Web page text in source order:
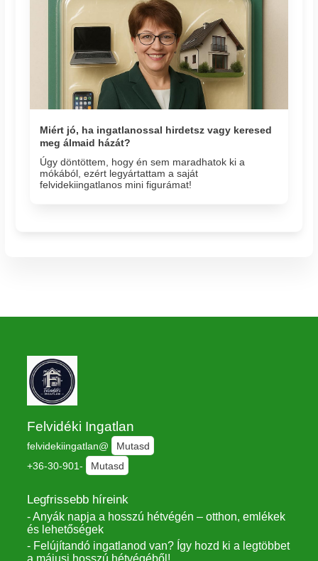
Miért jó, ha ingatlanossal hirdetsz vagy keresed
meg álmaid házát?
Úgy döntöttem, hogy én sem maradhatok ki a
mókából, ezért legyártattam a saját
felvidekiingatlanos mini figurámat!
Felvidéki Ingatlan
felvidekiingatlan@
Mutasd
+36-30-901-
Mutasd
Legfrissebb híreink
- Anyák napja a hosszú hétvégén – otthon, emlékek
és lehetőségek
- Felújítandó ingatlanod van? Így hozd ki a legtöbbet